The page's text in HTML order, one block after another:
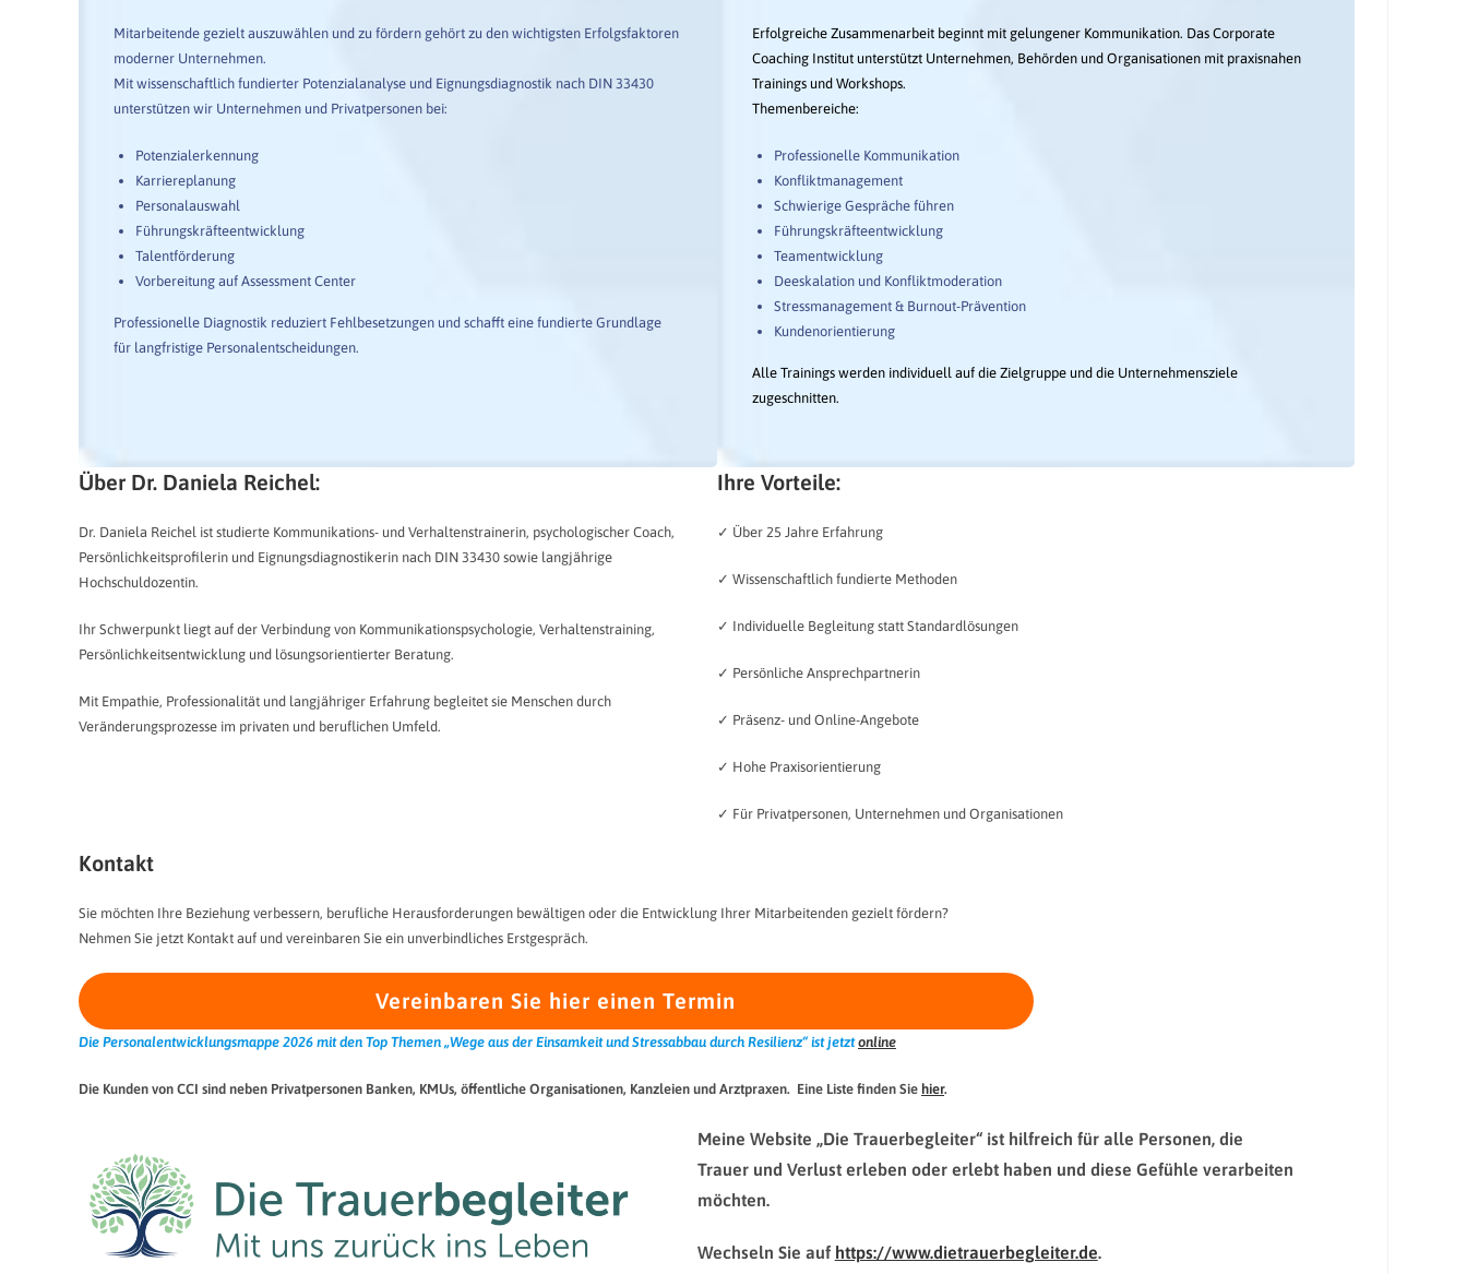
Mitarbeitende gezielt auszuwählen und zu fördern gehört zu den wichtigsten Erfolgsfaktoren
moderner Unternehmen.
Mit wissenschaftlich fundierter Potenzialanalyse und Eignungsdiagnostik nach DIN 33430
unterstützen wir Unternehmen und Privatpersonen bei:
Potenzialerkennung
Karriereplanung
Personalauswahl
Führungskräfteentwicklung
Talentförderung
Vorbereitung auf Assessment Center
Professionelle Diagnostik reduziert Fehlbesetzungen und schafft eine fundierte Grundlage
für langfristige Personalentscheidungen.
Erfolgreiche Zusammenarbeit beginnt mit gelungener Kommunikation. Das Corporate
Coaching Institut unterstützt Unternehmen, Behörden und Organisationen mit praxisnahen
Trainings und Workshops.
Themenbereiche:
Professionelle Kommunikation
Konfliktmanagement
Schwierige Gespräche führen
Führungskräfteentwicklung
Teamentwicklung
Deeskalation und Konfliktmoderation
Stressmanagement & Burnout-Prävention
Kundenorientierung
Alle Trainings werden individuell auf die Zielgruppe und die Unternehmensziele
zugeschnitten.
Über Dr. Daniela Reichel:
Dr. Daniela Reichel ist studierte Kommunikations- und Verhaltenstrainerin, psychologischer Coach,
Persönlichkeitsprofilerin und Eignungsdiagnostikerin nach DIN 33430 sowie langjährige
Hochschuldozentin.
Ihr Schwerpunkt liegt auf der Verbindung von Kommunikationspsychologie, Verhaltenstraining,
Persönlichkeitsentwicklung und lösungsorientierter Beratung.
Mit Empathie, Professionalität und langjähriger Erfahrung begleitet sie Menschen durch
Veränderungsprozesse im privaten und beruflichen Umfeld.
Ihre Vorteile:
✓ Über 25 Jahre Erfahrung
✓ Wissenschaftlich fundierte Methoden
✓ Individuelle Begleitung statt Standardlösungen
✓ Persönliche Ansprechpartnerin
✓ Präsenz- und Online-Angebote
✓ Hohe Praxisorientierung
✓ Für Privatpersonen, Unternehmen und Organisationen
Kontakt
Sie möchten Ihre Beziehung verbessern, berufliche Herausforderungen bewältigen oder die Entwicklung Ihrer Mitarbeitenden gezielt fördern?
Nehmen Sie jetzt Kontakt auf und vereinbaren Sie ein unverbindliches Erstgespräch.
Vereinbaren Sie hier einen Termin
Die Personalentwicklungsmappe 2026 mit den Top Themen „Wege aus der Einsamkeit und Stressabbau durch Resilienz“ ist jetztonline
Die Kunden von CCI sind neben Privatpersonen Banken, KMUs, öffentliche Organisationen, Kanzleien und Arztpraxen. Eine Liste finden Sie hier.
Meine Website „Die Trauerbegleiter“ ist hilfreich für alle Personen, die
Trauer und Verlust erleben oder erlebt haben und diese Gefühle verarbeiten
möchten.
Wechseln Sie auf https://www.dietrauerbegleiter.de.